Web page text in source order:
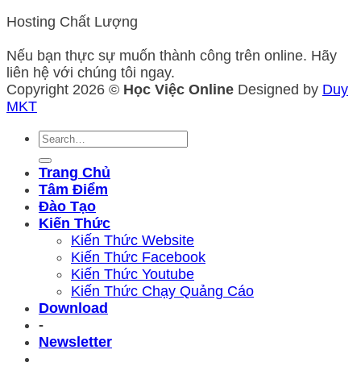
Hosting Chất Lượng
Nếu bạn thực sự muốn thành công trên online. Hãy
liên hệ với chúng tôi ngay.
Copyright 2026 © Học Việc Online Designed by Duy
MKT
Trang Chủ
Tâm Điểm
Đào Tạo
Kiến Thức
Kiến Thức Website
Kiến Thức Facebook
Kiến Thức Youtube
Kiến Thức Chạy Quảng Cáo
Download
-
Newsletter